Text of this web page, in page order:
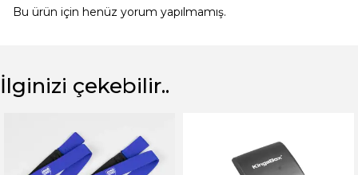
Bu ürün için henüz yorum yapılmamış.
İlginizi çekebilir..